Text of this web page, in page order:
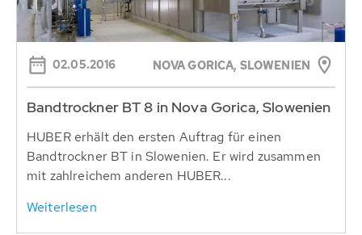
02.05.2016 NOVA GORICA, SLOWENIEN
Bandtrockner BT 8 in Nova Gorica, Slowenien
HUBER erhält den ersten Auftrag für einen
Bandtrockner BT in Slowenien. Er wird zusammen
mit zahlreichem anderen HUBER...
Weiterlesen